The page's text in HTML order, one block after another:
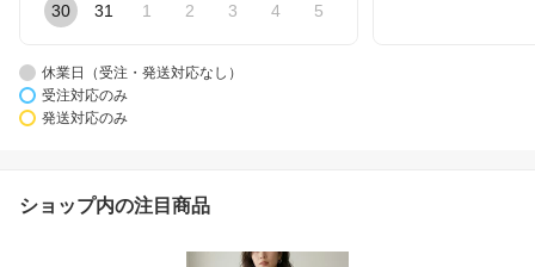
30 31 1 2 3 4 5
休業日（受注・発送対応なし）
受注対応のみ
発送対応のみ
ショップ内の注目商品